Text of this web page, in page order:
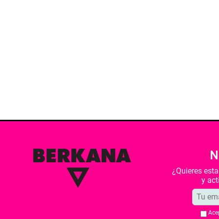
¿Quieres
y